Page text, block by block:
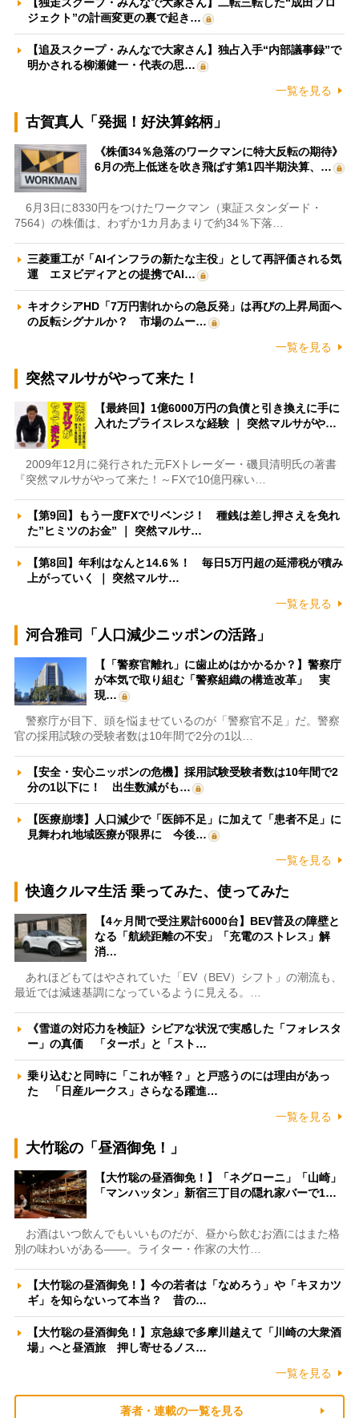
【独走スクープ・みんなで大家さん】二転三転した“成田プロ
ジェクト”の計画変更の裏で起き…
【追及スクープ・みんなで大家さん】独占入手“内部議事録”で
明かされる柳瀬健一・代表の思…
一覧を見る
古賀真人「発掘！好決算銘柄」
《株価34％急落のワークマンに特大反転の期待》
6月の売上低迷を吹き飛ばす第1四半期決算、…
6月3日に8330円をつけたワークマン（東証スタンダード・
7564）の株価は、わずか1カ月あまりで約34％下落…
三菱重工が「AIインフラの新たな主役」として再評価される気
運 エヌビディアとの提携でAI…
キオクシアHD「7万円割れからの急反発」は再びの上昇局面へ
の反転シグナルか？ 市場のムー…
一覧を見る
突然マルサがやって来た！
【最終回】1億6000万円の負債と引き換えに手に
入れたプライスレスな経験 ｜ 突然マルサがや…
2009年12月に発行された元FXトレーダー・磯貝清明氏の著書
『突然マルサがやって来た！～FXで10億円稼い…
【第9回】もう一度FXでリベンジ！ 種銭は差し押さえを免れ
た”ヒミツのお金” ｜ 突然マルサ…
【第8回】年利はなんと14.6％！ 毎日5万円超の延滞税が積み
上がっていく ｜ 突然マルサ…
一覧を見る
河合雅司「人口減少ニッポンの活路」
【「警察官離れ」に歯止めはかかるか？】警察庁
が本気で取り組む「警察組織の構造改革」 実
現…
警察庁が目下、頭を悩ませているのが「警察官不足」だ。警察
官の採用試験の受験者数は10年間で2分の1以…
【安全・安心ニッポンの危機】採用試験受験者数は10年間で2
分の1以下に！ 出生数減がも…
【医療崩壊】人口減少で「医師不足」に加えて「患者不足」に
見舞われ地域医療が限界に 今後…
一覧を見る
快適クルマ生活 乗ってみた、使ってみた
【4ヶ月間で受注累計6000台】BEV普及の障壁と
なる「航続距離の不安」「充電のストレス」解
消…
あれほどもてはやされていた「EV（BEV）シフト」の潮流も、
最近では減速基調になっているように見える。…
《雪道の対応力を検証》シビアな状況で実感した「フォレスタ
ー」の真価 「ターボ」と「スト…
乗り込むと同時に「これが軽？」と戸惑うのには理由があっ
た 「日産ルークス」さらなる躍進…
一覧を見る
大竹聡の「昼酒御免！」
【大竹聡の昼酒御免！】「ネグローニ」「山崎」
「マンハッタン」新宿三丁目の隠れ家バーで1…
お酒はいつ飲んでもいいものだが、昼から飲むお酒にはまた格
別の味わいがある――。ライター・作家の大竹…
【大竹聡の昼酒御免！】今の若者は「なめろう」や「キヌカツ
ギ」を知らないって本当？ 昔の…
【大竹聡の昼酒御免！】京急線で多摩川越えて「川崎の大衆酒
場」へと昼酒旅 押し寄せるノス…
一覧を見る
著者・連載の一覧を見る